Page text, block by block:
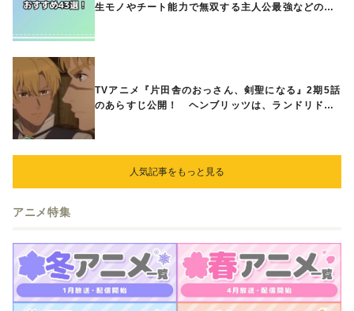
生モノやチート能力で無双する主人公最強などの人
TVアニメ『片田舎のおっさん、剣聖になる』2期5話
のあらすじ公開！ ヘンブリッツは、ランドリドに
人気記事をもっと見る
アニメ特集